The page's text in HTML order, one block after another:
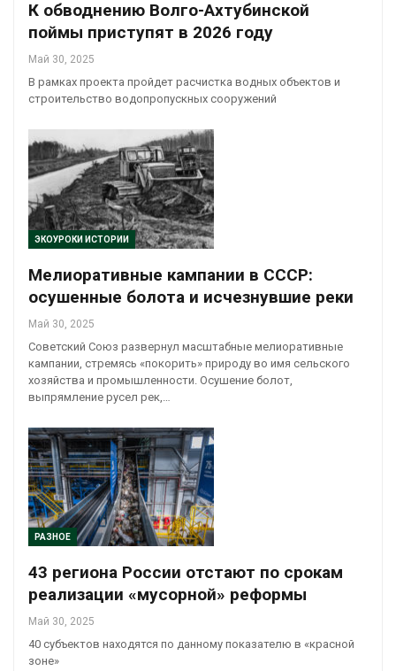
К обводнению Волго-Ахтубинской
поймы приступят в 2026 году
Май 30, 2025
В рамках проекта пройдет расчистка водных объектов и
строительство водопропускных сооружений
ЭКОУРОКИ ИСТОРИИ
Мелиоративные кампании в СССР:
осушенные болота и исчезнувшие реки
Май 30, 2025
Советский Союз развернул масштабные мелиоративные
кампании, стремясь «покорить» природу во имя сельского
хозяйства и промышленности. Осушение болот,
выпрямление русел рек,…
РАЗНОЕ
43 региона России отстают по срокам
реализации «мусорной» реформы
Май 30, 2025
40 субъектов находятся по данному показателю в «красной
зоне»